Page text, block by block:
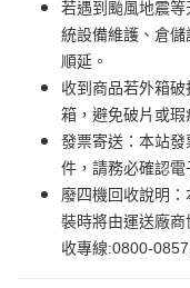
若遇到颱風地震
統設備維護、倉
順延。
收到商品若外箱
箱，避免破片或瑕
發票寄送：本站
件，請務必確認電
廢四機回收說明
裝時將由運送廠
收專線:0800-